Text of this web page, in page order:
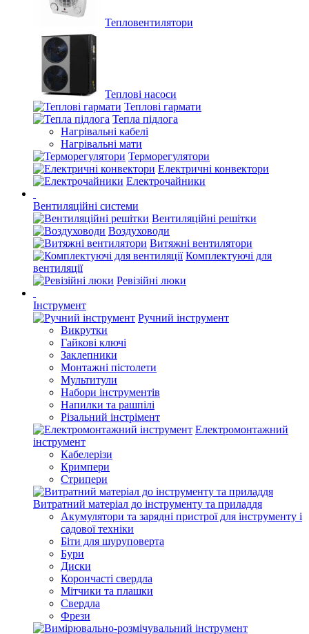
Тепловентилятори
Теплові насоси
Теплові гармати
Тепла підлога
Нагрівальні кабелі
Нагрівальні мати
Терморегулятори
Електричні конвектори
Електрочайники
Вентиляційні системи
Вентиляційні решітки
Воздуховоди
Витяжні вентилятори
Комплектуючі для
вентиляції
Ревізійні люки
Інструмент
Ручний інструмент
Викрутки
Гайкові ключі
Заклепники
Монтажні пістолети
Мультитули
Набори інструментів
Напилки та рашпілі
Різальний інстрімент
Електромонтажний
інструмент
Кабелерізи
Кримпери
Стрипери
Витратний матеріал до інструменту та приладдя
Акумулятори та зарядні пристрої для інструменту і
садової техніки
Біти для шуруповерта
Бури
Диски
Корончасті свердла
Мітчики та плашки
Свердла
Фрези